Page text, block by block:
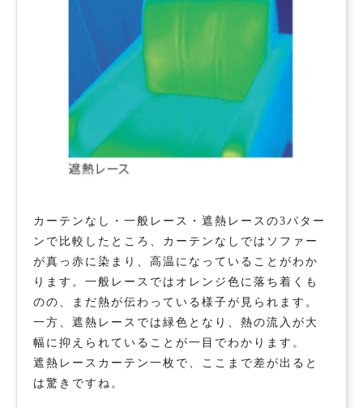
カーテンなし・一般レース・遮熱レースの3パター
ンで比較したところ、カーテンなしではソファー
が真っ赤に染まり、高温になっていることがわか
ります。一般レースではオレンジ色に落ち着くも
のの、まだ熱が伝わっている様子が見られます。
一方、遮熱レースでは緑色となり、熱の流入が大
幅に抑えられていることが一目でわかります。
遮熱レースカーテン一枚で、ここまで差が出ると
は驚きですね。